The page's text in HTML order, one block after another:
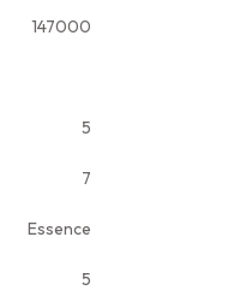
147000
5
7
Essence
5